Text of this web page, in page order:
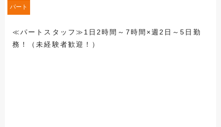
パート
≪パートスタッフ≫1日2時間～7時間×週2日～5日勤
務！（未経験者歓迎！）